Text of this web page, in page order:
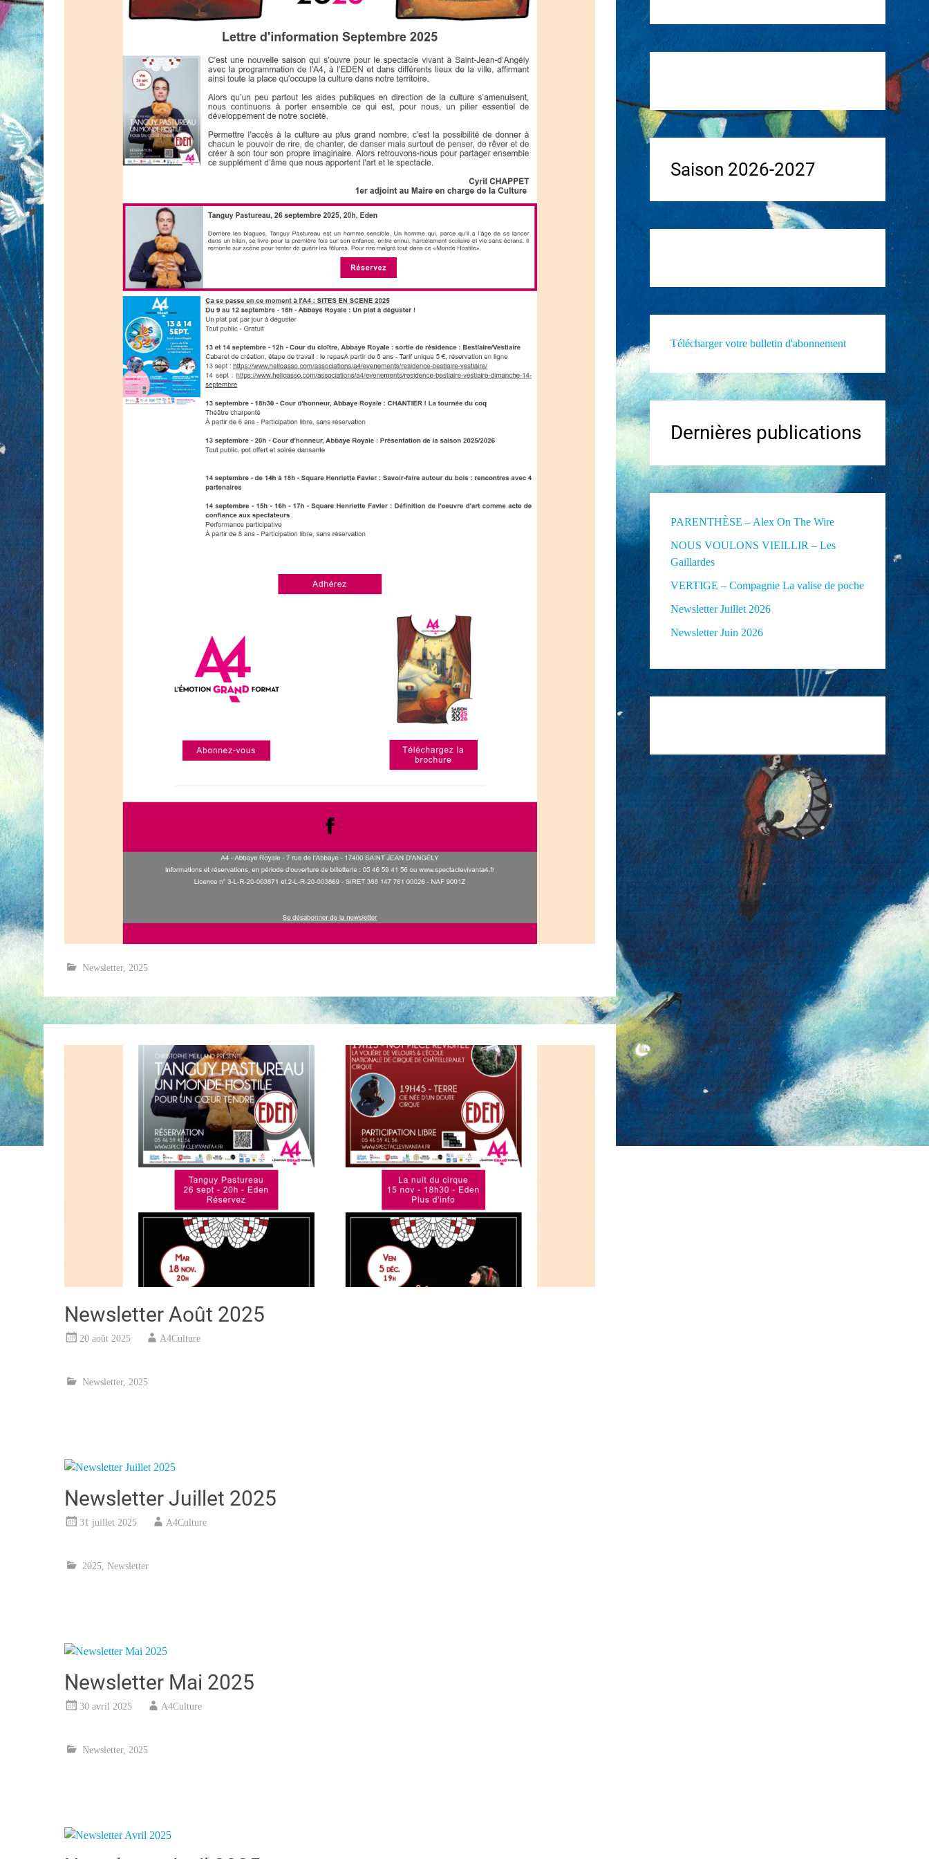
Newsletter, 2025
Newsletter Août 2025
20 août 2025 A4Culture
Newsletter, 2025
Newsletter Juillet 2025
31 juillet 2025 A4Culture
2025, Newsletter
Newsletter Mai 2025
30 avril 2025 A4Culture
Newsletter, 2025
Saison 2026-2027
Télécharger votre bulletin d'abonnement
Dernières publications
PARENTHÈSE – Alex On The Wire
NOUS VOULONS VIEILLIR – Les
Gaillardes
VERTIGE – Compagnie La valise de poche
Newsletter Juillet 2026
Newsletter Juin 2026